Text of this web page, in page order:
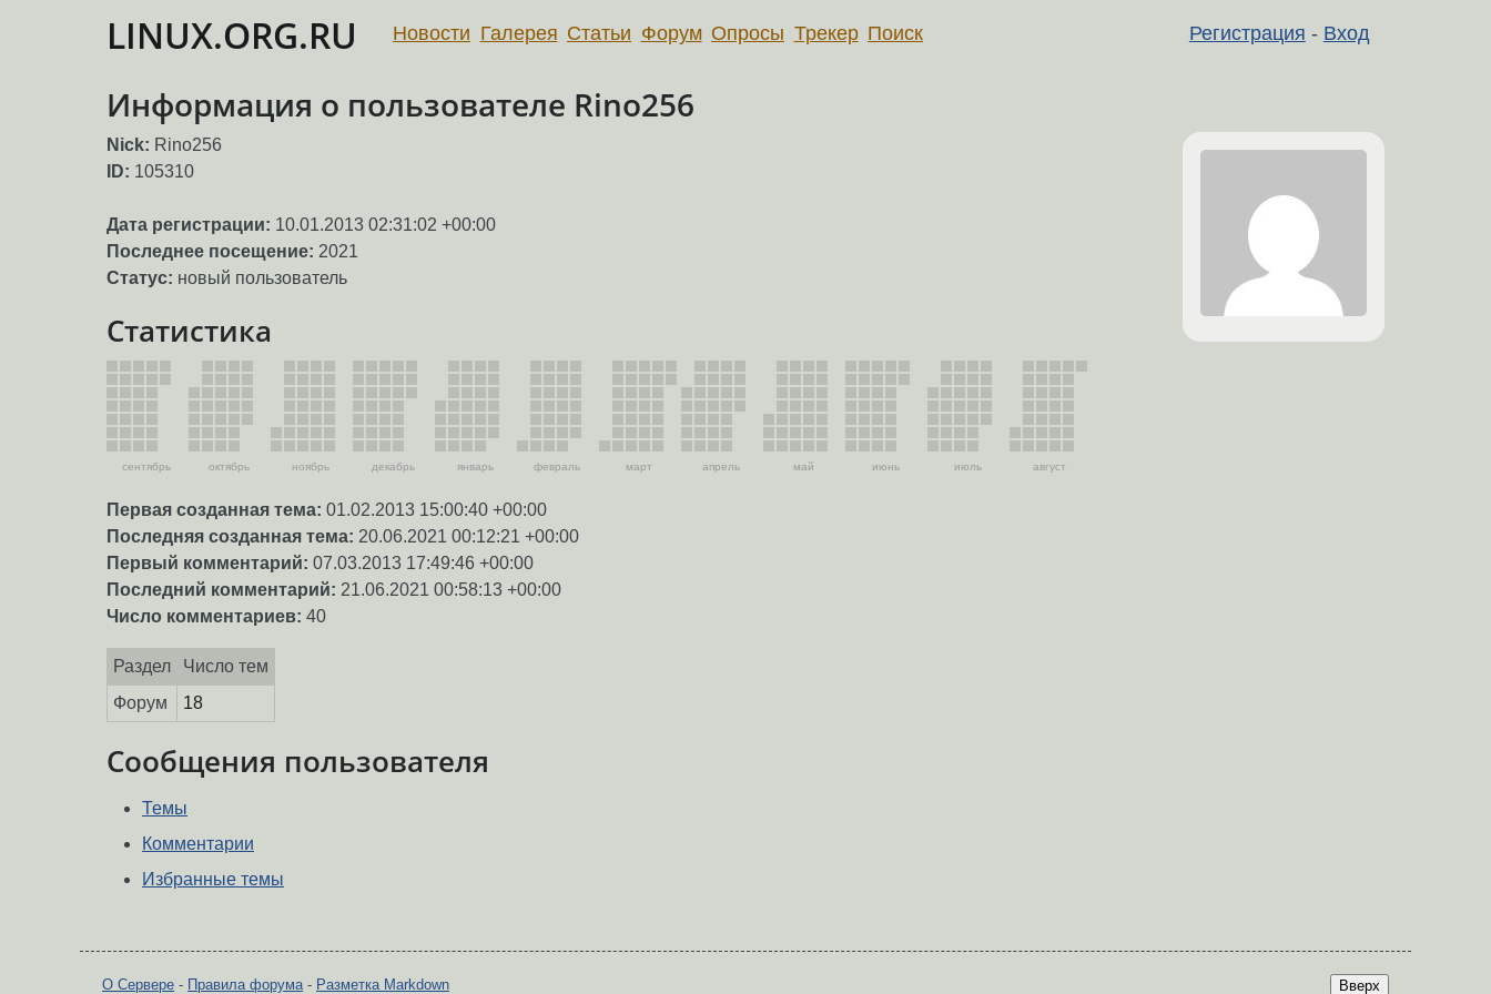
LINUX.ORG.RU Регистрация - Вход
Новости Галерея Статьи Форум Опросы Трекер Поиск
Информация о пользователе Rino256
Nick: Rino256
ID: 105310
Дата регистрации: 10.01.2013 02:31:02 +00:00
Последнее посещение: 2021
Статус: новый пользователь
Статистика
сентябрь октябрь ноябрь декабрь январь февраль март апрель май июнь июль август
Первая созданная тема: 01.02.2013 15:00:40 +00:00
Последняя созданная тема: 20.06.2021 00:12:21 +00:00
Первый комментарий: 07.03.2013 17:49:46 +00:00
Последний комментарий: 21.06.2021 00:58:13 +00:00
Число комментариев: 40
Раздел
Число тем
Форум
18
Сообщения пользователя
Темы
Комментарии
Избранные темы
Вверх
О Сервере - Правила форума- Разметка Markdown